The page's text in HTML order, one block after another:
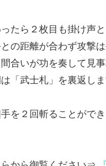
たら２枚目も掛け声
の距離が合わず攻撃
合いが功を奏して見事
「武士札」を裏返し
を２回斬ることがで